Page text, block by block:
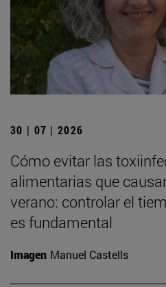
30 | 07 | 2026
Cómo evitar las
alimentarias que
verano: controlar el
es fundamental
Imagen Manuel Castells